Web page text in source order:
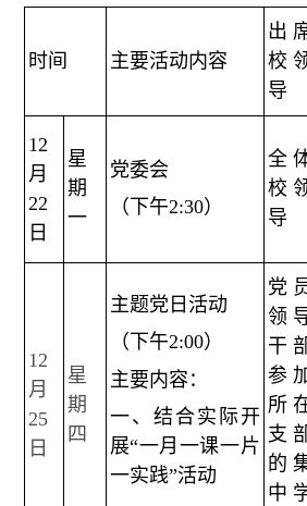
时间 主要活动内容
出
校
导
12
月
22
日
星
期
一
党委会
（ 下午2:30）
全
校
导
12
月
25
日
星
期
四
主题党日活动
（下午2:00）
主要内容：
一、 结合实际开
展“一月一课一片
一实践”活动
党
领
干
参
所
支
的
中